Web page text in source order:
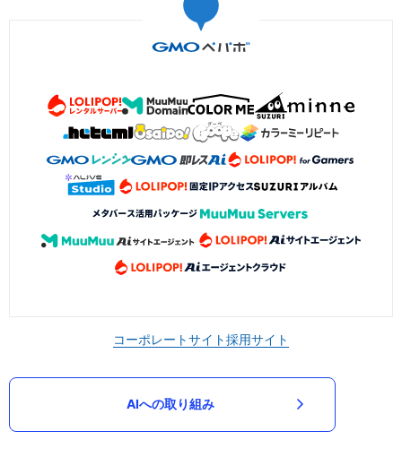
コーポレートサイト採用サイト
AIへの取り組み